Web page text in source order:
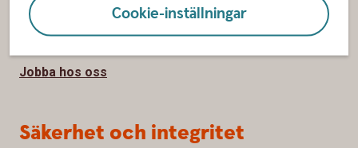
Cookie-inställningar
Samhällsengagemang
Press
Jobba hos oss
Säkerhet och integritet